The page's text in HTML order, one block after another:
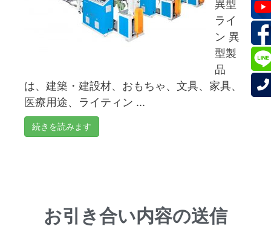
異型
ライ
ン 異
型製
品
は、建築・建設材、おもちゃ、文具、家具、
医療用途、ライティン ...
続きを読みます
お引き合い内容の送信